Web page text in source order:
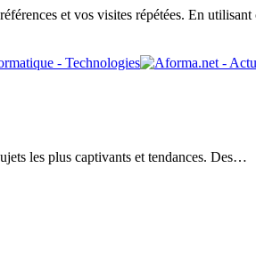
et vos visites répétées. En utilisant
les plus captivants et tendances. Des…